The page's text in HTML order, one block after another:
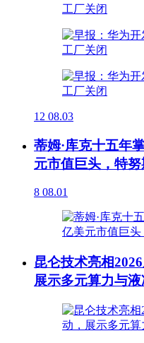
12 08.03
蒂姆·库克十五年
元市值巨头，特
8 08.01
昆仑技术亮相
展示多元算力与